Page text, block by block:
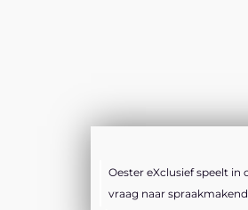
Oester eXclusief speelt in
vraag naar